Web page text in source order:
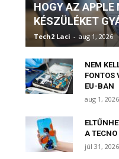
HOGY AZ APPLE
KÉSZÜLÉKET
Tech2 Laci - aug 1, 2026
NEM
FONTOS
EU-BAN
aug 1, 2026
A
júl 31, 2026